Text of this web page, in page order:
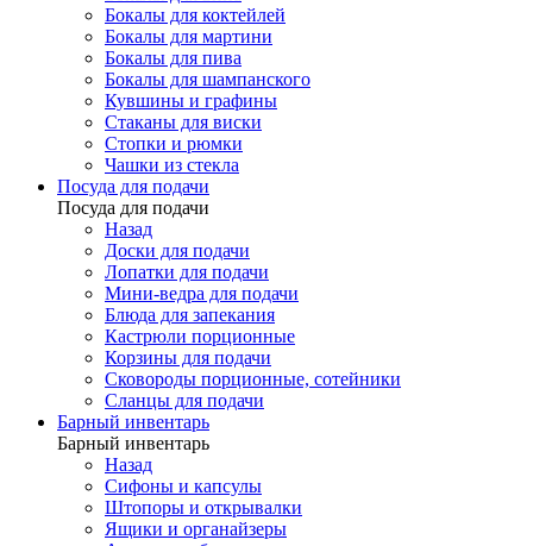
Бокалы для коктейлей
Бокалы для мартини
Бокалы для пива
Бокалы для шампанского
Кувшины и графины
Стаканы для виски
Стопки и рюмки
Чашки из стекла
Посуда для подачи
Посуда для подачи
Назад
Доски для подачи
Лопатки для подачи
Мини-ведра для подачи
Блюда для запекания
Кастрюли порционные
Корзины для подачи
Сковороды порционные, сотейники
Сланцы для подачи
Барный инвентарь
Барный инвентарь
Назад
Сифоны и капсулы
Штопоры и открывалки
Ящики и органайзеры